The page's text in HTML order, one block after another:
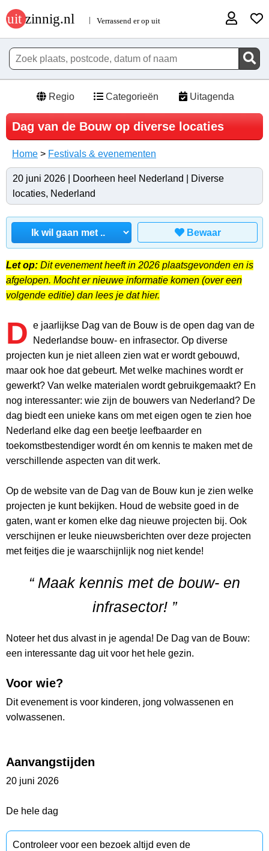
Regio Categorieën Uitagenda
Dag van de Bouw op diverse locaties
Home > Festivals & evenementen
20 juni 2026 | Doorheen heel Nederland | Diverse
locaties, Nederland
Bewaar
Let op: Dit evenement heeft in 2026 plaatsgevonden en is
afgelopen. Mocht er nieuwe informatie komen (over een
volgende editie) dan lees je dat hier.
D e jaarlijkse Dag van de Bouw is de open dag van de
Nederlandse bouw- en infrasector. Op diverse
projecten kun je niet alleen zien wat er wordt gebouwd,
maar ook hoe dat gebeurt. Met welke machines wordt er
gewerkt? Van welke materialen wordt gebruikgemaakt? En
nog interessanter: wie zijn de bouwers van Nederland? De
dag biedt een unieke kans om met eigen ogen te zien hoe
Nederland elke dag een beetje leefbaarder en
toekomstbestendiger wordt én om kennis te maken met de
verschillende aspecten van dit werk.
Op de website van de Dag van de Bouw kun je zien welke
projecten je kunt bekijken. Houd de website goed in de
gaten, want er komen elke dag nieuwe projecten bij. Ook
verschijnen er leuke nieuwsberichten over deze projecten
met feitjes die je waarschijnlijk nog niet kende!
“ Maak kennis met de bouw- en
infrasector! ”
Noteer het dus alvast in je agenda! De Dag van de Bouw:
een interessante dag uit voor het hele gezin.
Voor wie?
Dit evenement is voor kinderen, jong volwassenen en
volwassenen.
Aanvangstijden
20 juni 2026
De hele dag
Controleer voor een bezoek altijd even de